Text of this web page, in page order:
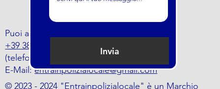
Puoi anche trovarci al numero
+39 388 797 5464
(telefono o whatsapp)
E-Mail:entrainpolizialocale@gmail.com
© 2023 - 2024 "Entrainpolizialocale" è un Marchio
Invia